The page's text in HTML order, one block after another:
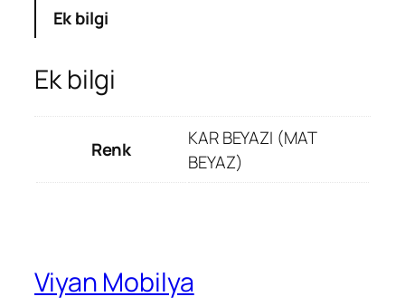
Ek bilgi
Ek bilgi
Renk
KAR BEYAZI (MAT
BEYAZ)
Viyan Mobilya